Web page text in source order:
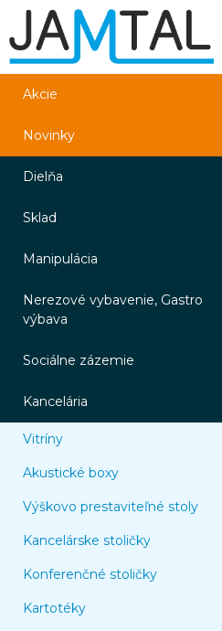
Akcie
Novinky
Dielňa
Sklad
Manipulácia
Nerezové vybavenie, Gastro
výbava
Sociálne zázemie
Kancelária
Vitríny
Akustické boxy
Výškovo prestaviteľné stoly
Kancelárske stoličky
Konferenčné stoličky
Kartotéky